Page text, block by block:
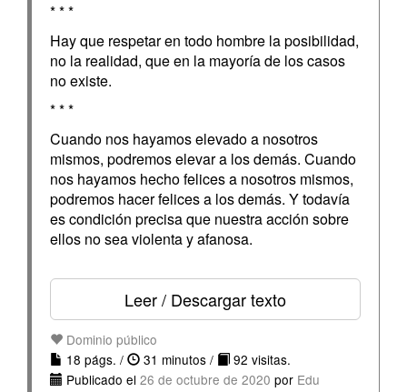
* * *
Hay que respetar en todo hombre la posibilidad,
no la realidad, que en la mayoría de los casos
no existe.
* * *
Cuando nos hayamos elevado a nosotros
mismos, podremos elevar a los demás. Cuando
nos hayamos hecho felices a nosotros mismos,
podremos hacer felices a los demás. Y todavía
es condición precisa que nuestra acción sobre
ellos no sea violenta y afanosa.
Leer / Descargar texto
Dominio público
18 págs. /
31 minutos /
92 visitas.
Publicado el 26 de octubre de 2020 por Edu